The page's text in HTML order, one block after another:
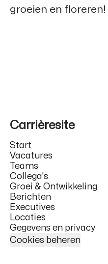
groeien en floreren!
Carrièresite
Start
Vacatures
Teams
Collega's
Groei & Ontwikkeling
Berichten
Executives
Locaties
Gegevens en privacy
Cookies beheren